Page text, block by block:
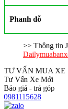
Phanh đỗ
>> Thông tin
TƯ VẤN MUA XE
Tư Vấn Xe Mới
Báo giá - trả góp
0981115628